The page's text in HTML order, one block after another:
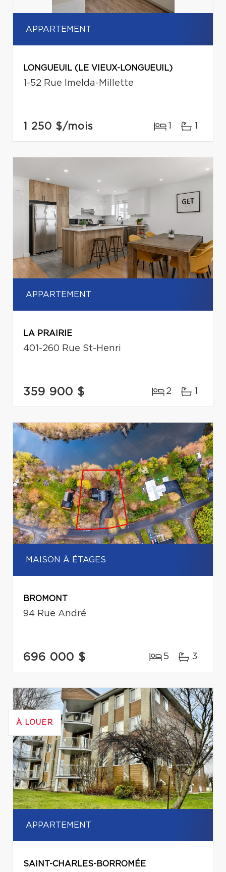
APPARTEMENT
LONGUEUIL (LE VIEUX-LONGUEUIL)
1-52 Rue Imelda-Millette
1 250 $/mois 1 1
APPARTEMENT
LA PRAIRIE
401-260 Rue St-Henri
359 900 $ 2 1
MAISON À ÉTAGES
BROMONT
94 Rue André
696 000 $ 5 3
À LOUER
APPARTEMENT
SAINT-CHARLES-BORROMÉE